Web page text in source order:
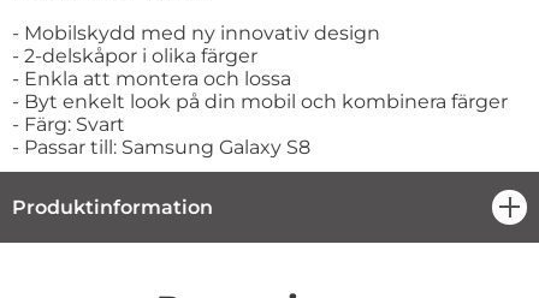
- Mobilskydd med ny innovativ design
- 2-delskåpor i olika färger
- Enkla att montera och lossa
- Byt enkelt look på din mobil och kombinera färger
- Färg: Svart
- Passar till: Samsung Galaxy S8
Produktinformation